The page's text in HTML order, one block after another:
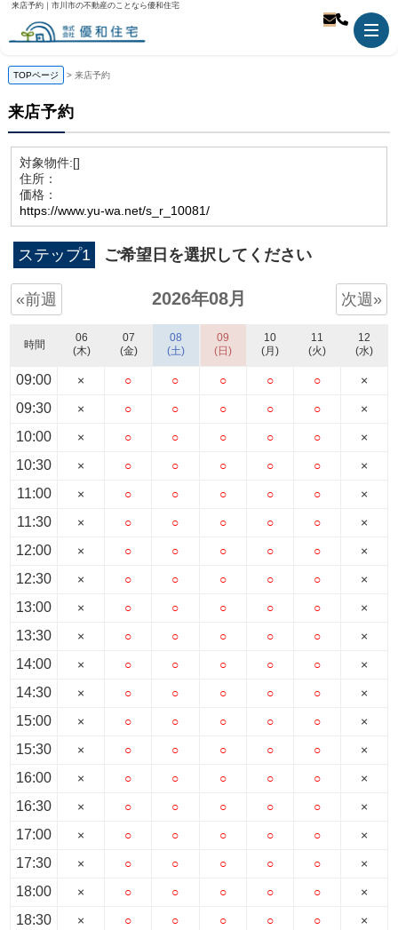
来店予約｜市川市の不動産のことなら優和住宅
TOPページ 来店予約
来店予約
対象物件:[]
住所：
価格：
https://www.yu-wa.net/s_r_10081/
ステップ1 ご希望日を選択してください
«前週 2026年08月 次週»
時間
09:00
09:30
10:00
10:30
11:00
11:30
12:00
12:30
13:00
13:30
14:00
14:30
15:00
15:30
16:00
16:30
17:00
17:30
18:00
18:30
06
(木)
×
×
×
×
×
×
×
×
×
×
×
×
×
×
×
×
×
×
×
×
07
(金)
○
○
○
○
○
○
○
○
○
○
○
○
○
○
○
○
○
○
○
○
08
(土)
○
○
○
○
○
○
○
○
○
○
○
○
○
○
○
○
○
○
○
○
09
(日)
○
○
○
○
○
○
○
○
○
○
○
○
○
○
○
○
○
○
○
○
10
(月)
○
○
○
○
○
○
○
○
○
○
○
○
○
○
○
○
○
○
○
○
11
(火)
○
○
○
○
○
○
○
○
○
○
○
○
○
○
○
○
○
○
○
○
12
(水)
×
×
×
×
×
×
×
×
×
×
×
×
×
×
×
×
×
×
×
×